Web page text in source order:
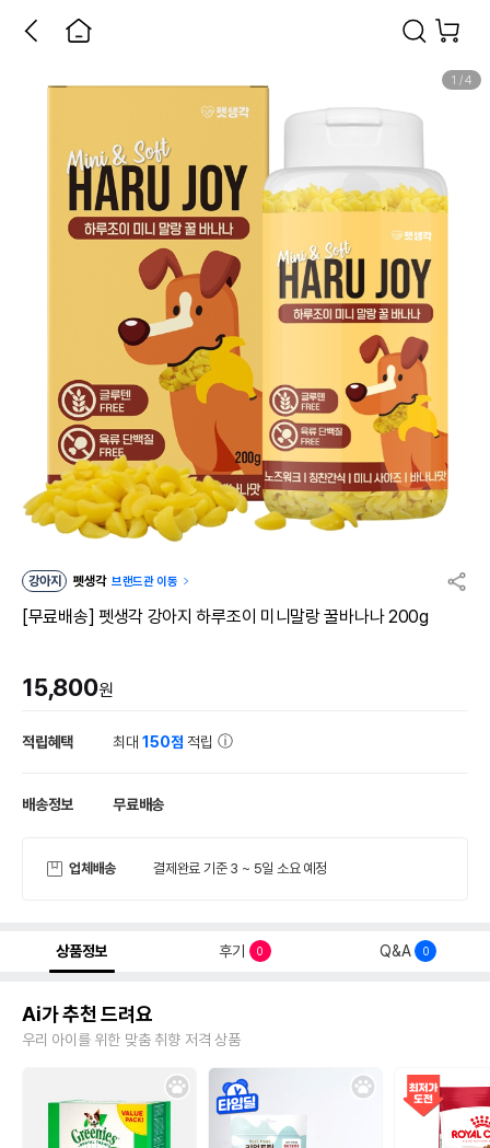
1 /4
강아지 펫생각 브랜드관 이동
[무료배송] 펫생각 강아지 하루조이 미니말랑 꿀바나나 200g
15,800원
적립혜택 최대150점 적립
배송정보 무료배송
업체배송 결제완료 기준 3 ~ 5일 소요 예정
상품정보 후기 0 Q&A 0
Ai가 추천 드려요
우리 아이를 위한 맞춤 취향 저격 상품